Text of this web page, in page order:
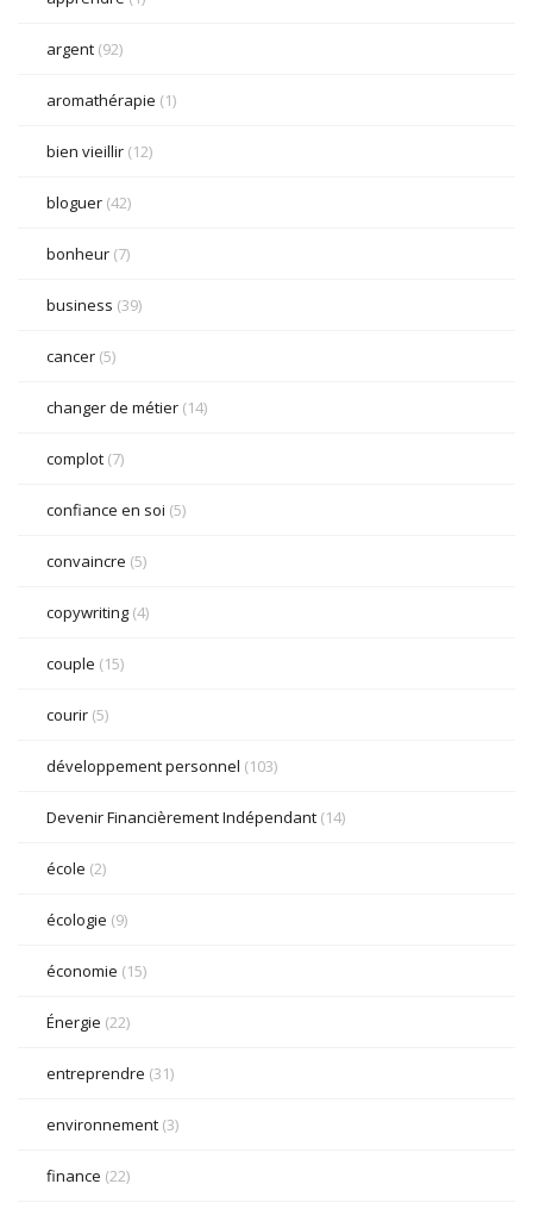
argent (92)
aromathérapie (1)
bien vieillir (12)
bloguer (42)
bonheur (7)
business (39)
cancer (5)
changer de métier (14)
complot (7)
confiance en soi (5)
convaincre (5)
copywriting (4)
couple (15)
courir (5)
développement personnel (103)
Devenir Financièrement Indépendant (14)
école (2)
écologie (9)
économie (15)
Énergie (22)
entreprendre (31)
environnement (3)
finance (22)